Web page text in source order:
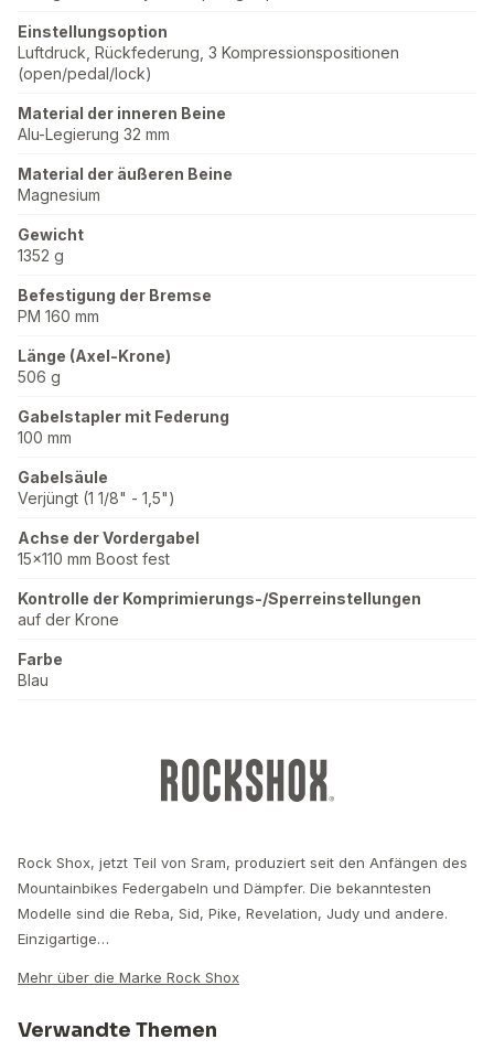
Einstellungsoption
Luftdruck, Rückfederung, 3 Kompressionspositionen
(open/pedal/lock)
Material der inneren Beine
Alu-Legierung 32 mm
Material der äußeren Beine
Magnesium
Gewicht
1352 g
Befestigung der Bremse
PM 160 mm
Länge (Axel-Krone)
506 g
Gabelstapler mit Federung
100 mm
Gabelsäule
Verjüngt (1 1/8" - 1,5")
Achse der Vordergabel
15x110 mm Boost fest
Kontrolle der Komprimierungs-/Sperreinstellungen
auf der Krone
Farbe
Blau
Rock Shox, jetzt Teil von Sram, produziert seit den Anfängen des
Mountainbikes Federgabeln und Dämpfer. Die bekanntesten
Modelle sind die Reba, Sid, Pike, Revelation, Judy und andere.
Einzigartige…
Mehr über die Marke Rock Shox
Verwandte Themen